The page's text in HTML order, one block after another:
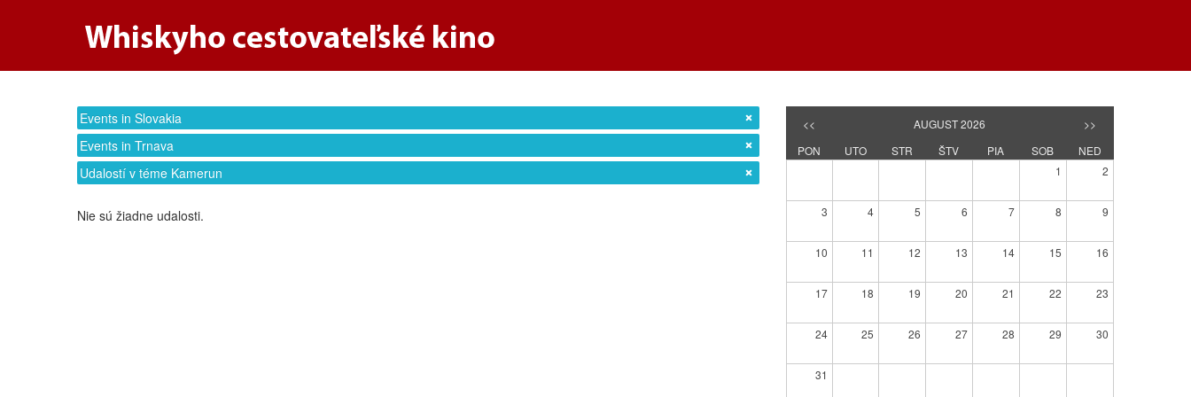
Events in Slovakia
Events in Trnava
Udalostí v téme Kamerun
Nie sú žiadne udalosti.
<< AUGUST 2026
>>
PON
UTO STR ŠTV PIA SOB
NED
1
2
3 4 5 6 7 8 9
10 11 12 13 14 15 16
17 18 19 20 21 22 23
24 25 26 27 28 29 30
31